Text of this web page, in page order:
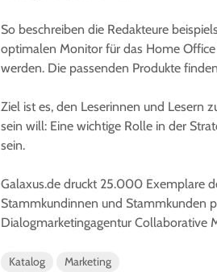
So beschreiben die Redakteure
optimalen Monitor für das Home
werden. Die passenden Produkte
Ziel ist es, den Leserinnen und Lesern
sein will: Eine wichtige Rolle in der
sein.
Galaxus.de druckt 25.000 Exemplare
Stammkundinnen und Stammkunden
Dialogmarketingagentur Collaborative
Katalog Marketing